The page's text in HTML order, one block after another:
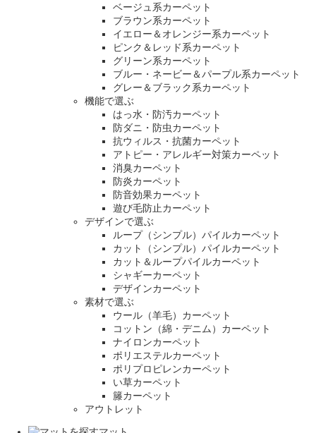
ベージュ系カーペット
ブラウン系カーペット
イエロー＆オレンジー系カーペット
ピンク＆レッド系カーペット
グリーン系カーペット
ブルー・ネービー＆パープル系カーペット
グレー＆ブラック系カーペット
機能で選ぶ
はっ水・防汚カーペット
防ダニ・防虫カーペット
抗ウィルス・抗菌カーペット
アトピー・アレルギー対策カーペット
消臭カーペット
防炎カーペット
防音効果カーペット
遊び毛防止カーペット
デザインで選ぶ
ループ（シンプル）パイルカーペット
カット（シンプル）パイルカーペット
カット＆ループパイルカーペット
シャギーカーペット
デザインカーペット
素材で選ぶ
ウール（羊毛）カーペット
コットン（綿・デニム）カーペット
ナイロンカーペット
ポリエステルカーペット
ポリプロピレンカーペット
い草カーペット
籐カーペット
アウトレット